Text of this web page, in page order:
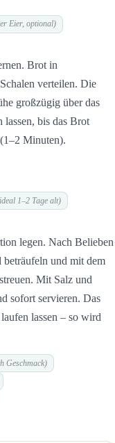
Eier, optional)
Brot in
verteilen. Die
großzügig über das
bis das Brot
Minuten).
1–2 Tage alt)
legen. Nach Belieben
und mit dem
Mit Salz und
sofort servieren. Das
lassen – so wird
Geschmack)